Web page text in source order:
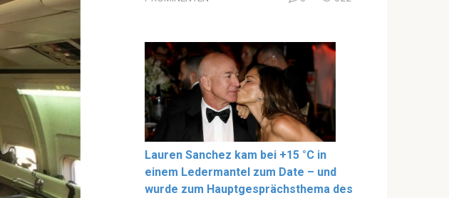
Lauren Sanchez kam bei +15 °C in
einem Ledermantel zum Date – und
wurde zum Hauptgesprächsthema des